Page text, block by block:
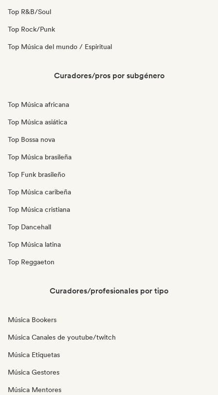
Top R&B/Soul
Top Rock/Punk
Top Música del mundo / Espiritual
Curadores/pros por subgénero
Top Música africana
Top Música asiática
Top Bossa nova
Top Música brasileña
Top Funk brasileño
Top Música caribeña
Top Música cristiana
Top Dancehall
Top Música latina
Top Reggaeton
Curadores/profesionales por tipo
Música Bookers
Música Canales de youtube/twitch
Música Etiquetas
Música Gestores
Música Mentores